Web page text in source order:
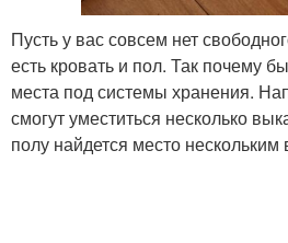
Пусть у вас совсем нет
есть кровать и пол. Так почему
места под системы хранения.
смогут уместиться несколько
полу найдется место